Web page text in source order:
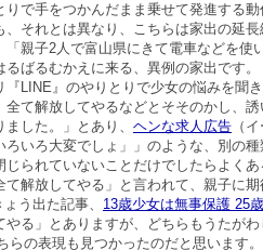
で手をつかんだまま乗せて発進する
それとは異なり、こちらは家出の延
「親子2人で富山県にきて電車などを使
ばるむかえに来る、異例の家出です
『LINE』のやりとりで少女の悩みを聞
全て解放してやるなどとそそのかし、
した。」とあり、 ヘンな求人広告 （
ろいろ大変でしょ」」のような、別の
られていないことだけでしたらよく
解放してやる」と言われて、親子に
う出た記事、 13歳少女は無事保護 25
やる」とありますが、どちらもうたが
らの表現も見つかったのだと思います